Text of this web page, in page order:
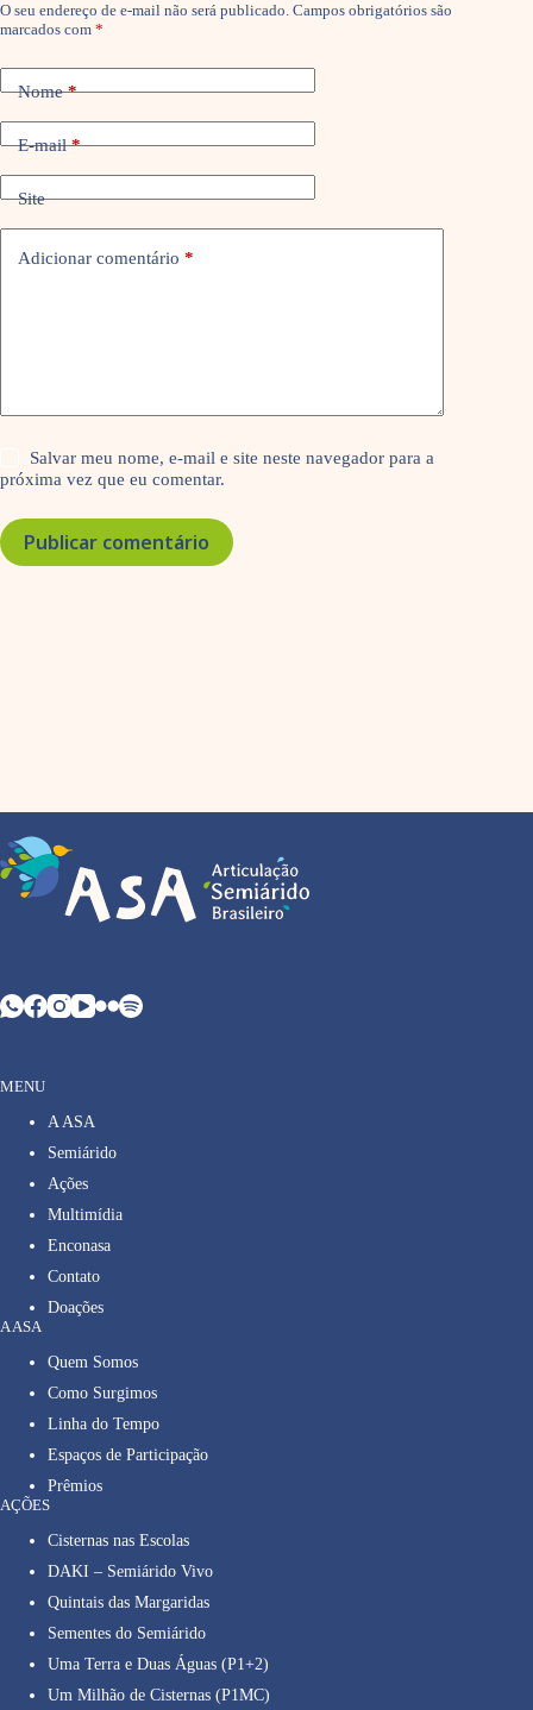
O seu endereço de e-mail não será publicado. Campos obrigatórios são
marcados com *
Nome*
E-mail*
Site
Adicionar comentário *
Salvar meu nome, e-mail e site neste navegador para a
próxima vez que eu comentar.
Publicar comentário
MENU
A ASA
Semiárido
Ações
Multimídia
Enconasa
Contato
Doações
A ASA
Quem Somos
Como Surgimos
Linha do Tempo
Espaços de Participação
Prêmios
AÇÕES
Cisternas nas Escolas
DAKI – Semiárido Vivo
Quintais das Margaridas
Sementes do Semiárido
Uma Terra e Duas Águas (P1+2)
Um Milhão de Cisternas (P1MC)